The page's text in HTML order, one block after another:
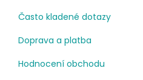
Často kladené dotazy
Doprava a platba
Hodnocení obchodu